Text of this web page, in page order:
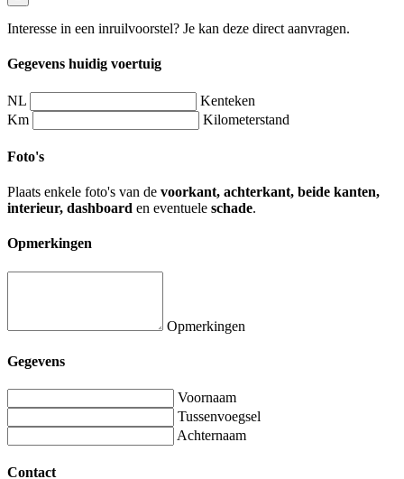
Interesse in een inruilvoorstel? Je kan deze direct aanvragen.
Gegevens huidig voertuig
NL
Kenteken
Km
Kilometerstand
Foto's
Plaats enkele foto's van de voorkant, achterkant, beide kanten,
interieur, dashboard en eventuele schade.
Opmerkingen
Opmerkingen
Gegevens
Voornaam
Tussenvoegsel
Achternaam
Contact